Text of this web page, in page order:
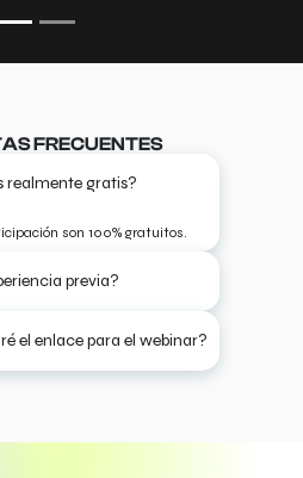
FRECUENTES
realmente gratis?
son 100% gratuitos.
previa?
el enlace para el webinar?